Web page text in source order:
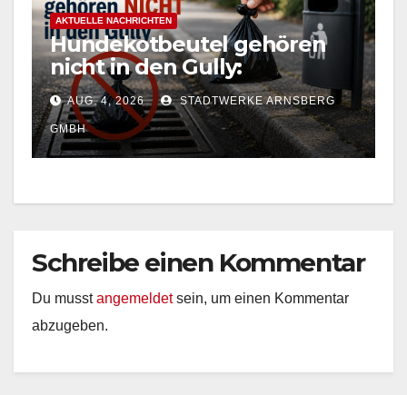
AKTUELLE NACHRICHTEN
Hundekotbeutel gehören
nicht in den Gully:
Stadtwerke Arnsberg
warnen vor falscher
Entsorgung
AUG. 4, 2026 STADTWERKE ARNSBERG
GMBH
Schreibe einen Kommentar
Du musstangemeldetsein, um einen Kommentar
abzugeben.